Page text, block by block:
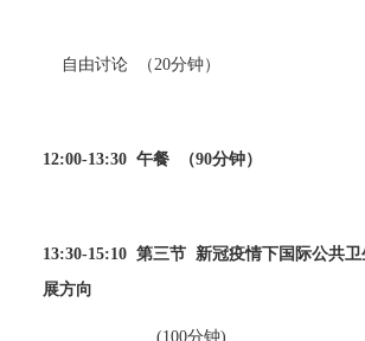
自由讨论 （20分钟）
12:00-13:30 午餐 （90分钟）
13:30-15:10 第三节 新冠疫情下国际公共
展方向
(100分钟)